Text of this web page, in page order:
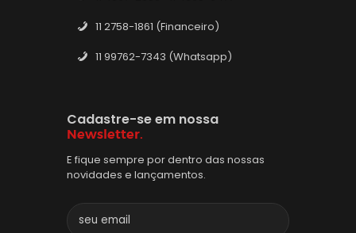
11 2758-1861 (Financeiro)
11 99762-7343 (Whatsapp)
Cadastre-se em nossa
Newsletter.
E fique sempre por dentro das nossas
novidades e lançamentos.